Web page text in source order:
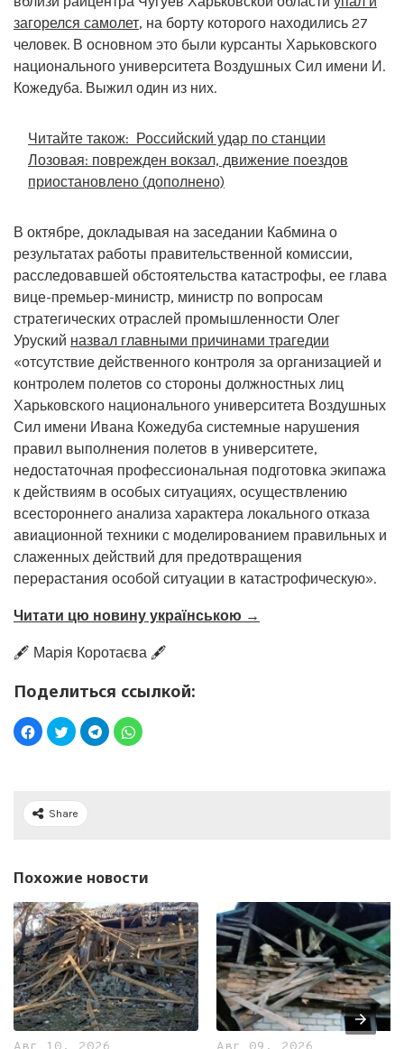
загорелся самолет, на борту которого находились 27
человек. В основном это были курсанты Харьковского
национального университета Воздушных Сил имени И.
Кожедуба. Выжил один из них.
Читайте також: Российский удар по станции
Лозовая: поврежден вокзал, движение поездов
приостановлено (дополнено)
В октябре, докладывая на заседании Кабмина о
результатах работы правительственной комиссии,
расследовавшей обстоятельства катастрофы, ее глава
вице-премьер-министр, министр по вопросам
стратегических отраслей промышленности Олег
Уруский назвал главными причинами трагедии
«отсутствие действенного контроля за организацией и
контролем полетов со стороны должностных лиц
Харьковского национального университета Воздушных
Сил имени Ивана Кожедуба системные нарушения
правил выполнения полетов в университете,
недостаточная профессиональная подготовка экипажа
к действиям в особых ситуациях, осуществлению
всестороннего анализа характера локального отказа
авиационной техники с моделированием правильных и
слаженных действий для предотвращения
перерастания особой ситуации в катастрофическую».
Читати цю новину українською →
🖋️ Марія Коротаєва 🖋️
Поделиться ссылкой:
Share
Похожие новости